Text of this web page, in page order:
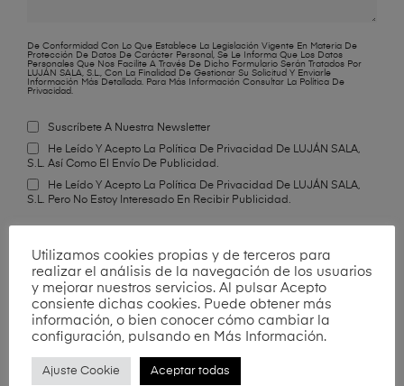
De Conformidad Con Lo Que Establece La Legislación Vigente En Materia De
Protección De Datos De Carácter Personal, Se Le Informa Que Los Datos
Personales Que Nos Facilite A Través De Dicho Formulario Serán Tratados Por
LUJÁN SALA, S.L., Con La Finalidad De Gestionar Su Solicitud Y Enviarle
Información Más Detallada. Para Más Información Consultar La Política De
Privacidad.
Suscríbete A Nuestra Newsletter
He Leído Y Acepto La Política De Privacidad De LUJÁN SALA,
S.L. Así Como El Envío De Publicidad.
He Leído Y Acepto La Política De Privacidad De LUJÁN SALA,
S.L. Pero No Estoy Interesado En Recibir Publicidad.
Utilizamos cookies propias y de terceros para
realizar el análisis de la navegación de los usuarios
y mejorar nuestros servicios. Al pulsar Acepto
consiente dichas cookies. Puede obtener más
información, o bien conocer cómo cambiar la
configuración, pulsando en Más Información.
Ajuste Cookie Aceptar todas